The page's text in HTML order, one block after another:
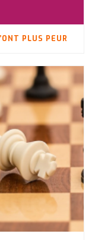
PLUS PEUR